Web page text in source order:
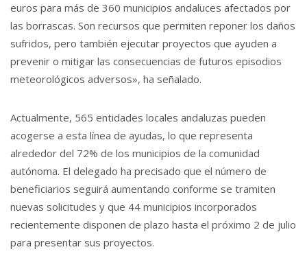
euros para más de 360 municipios andaluces afectados por
las borrascas. Son recursos que permiten reponer los daños
sufridos, pero también ejecutar proyectos que ayuden a
prevenir o mitigar las consecuencias de futuros episodios
meteorológicos adversos», ha señalado.
Actualmente, 565 entidades locales andaluzas pueden
acogerse a esta línea de ayudas, lo que representa
alrededor del 72% de los municipios de la comunidad
autónoma. El delegado ha precisado que el número de
beneficiarios seguirá aumentando conforme se tramiten
nuevas solicitudes y que 44 municipios incorporados
recientemente disponen de plazo hasta el próximo 2 de julio
para presentar sus proyectos.